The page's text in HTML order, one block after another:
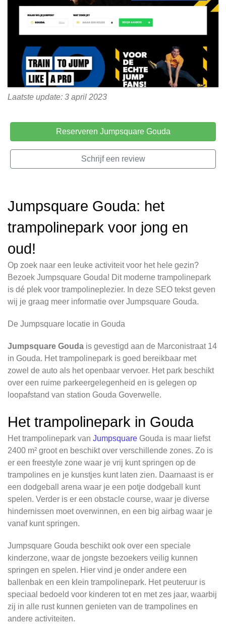
Laatste update: 3 april 2023
Reserveren Jumpsquare Gouda
Schrijf een review
Jumpsquare Gouda: het
trampolinepark voor jong en
oud!
Op zoek naar een leuke activiteit voor het hele gezin?
Bezoek Jumpsquare Gouda! Dit moderne trampolinepark
is dé plek voor trampolineplezier. In deze SEO tekst geven
wij je graag meer informatie over Jumpsquare Gouda.
De Jumpsquare locatie in Gouda
Jumpsquare Gouda is gevestigd aan de Marconistraat 14
in Gouda. Het trampolinepark is goed bereikbaar met
zowel de auto als het openbaar vervoer. Het park beschikt
over een ruime parkeergelegenheid en is gelegen op
loopafstand van station Gouda Goverwelle.
Het trampolinepark in Gouda
Het trampolinepark van Jumpsquare Gouda is maar liefst
2400 m² groot en beschikt over verschillende zones. Zo is
er een freestyle zone waar je vrij kunt springen op de
trampolines en je kunstjes kunt laten zien. Daarnaast is er
een dodgeball arena waar je een potje dodgeball kunt
spelen. Verder is er een obstacle course, waar je diverse
hindernissen moet overwinnen, en een big airbag waar je
vanaf kunt springen.
Jumpsquare Gouda beschikt ook over een speciale
kinderzone, waar de jongste bezoekers veilig kunnen
springen en spelen. Hier vind je onder andere een
ballenbak en een klein trampolinepark. Het peuteruur is
speciaal bedoeld voor kinderen tot en met zes jaar, waarbij
zij in alle rust kunnen genieten van de trampolines en
andere activiteiten.